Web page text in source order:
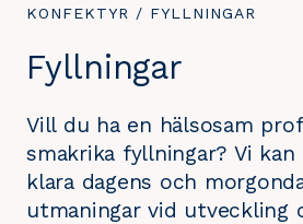
ÄR
KONFEKTYR / DU
HÄR:
FYLLNINGAR
Fyllningar
Vill du ha en hälsosam
smakrika fyllningar? Vi
klara dagens och
utmaningar vid utveckling